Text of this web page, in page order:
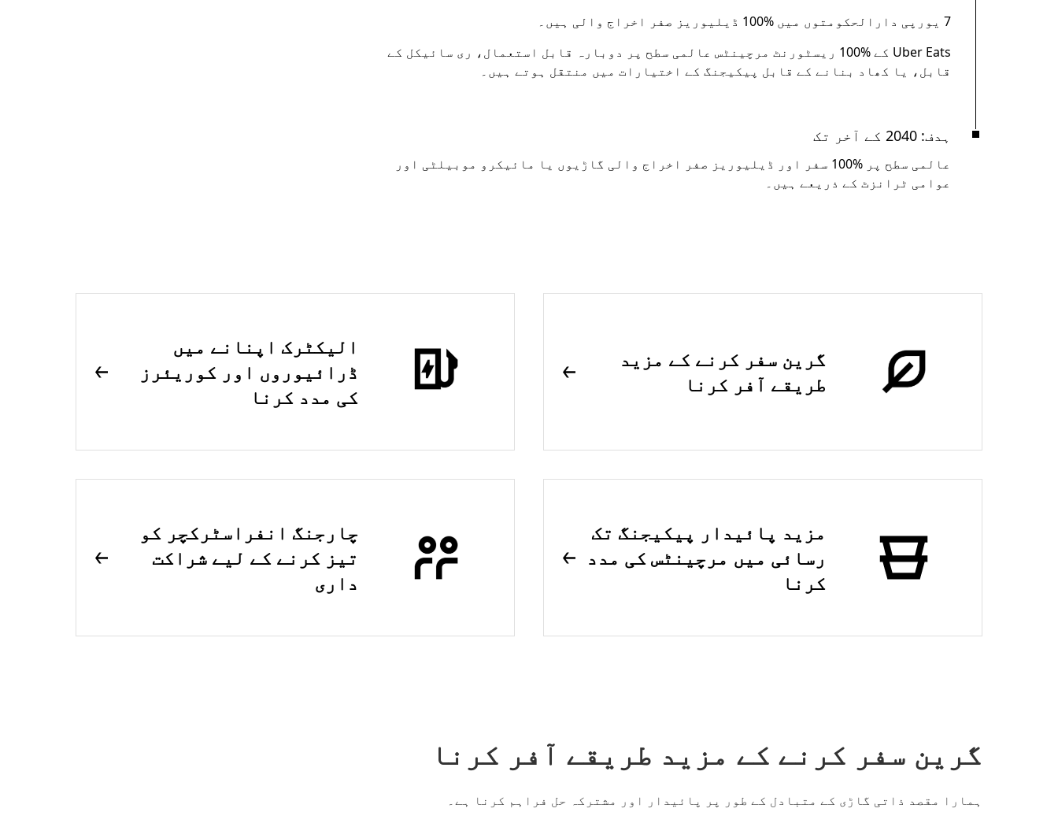
7 یورپی دارالحکومتوں میں ‎100% ڈیلیوریز صفر اخراج والی ہیں۔
Uber Eats کے ‎100% ریسٹورنٹ مرچینٹس عالمی سطح پر دوبارہ قابل استعمال، ری سائیکل کے
قابل، یا کھاد بنانے کے قابل پیکیجنگ کے اختیارات میں منتقل ہوتے ہیں۔
ہدف: 2040 کے آخر تک
عالمی سطح پر ‎100% سفر اور ڈیلیوریز صفر اخراج والی گاڑیوں یا مائیکرو موبیلٹی اور
عوامی ٹرانزٹ کے ذریعے ہیں۔
گرین سفر کرنے کے مزید
طریقے آفر کرنا
الیکٹرک اپنانے میں
ڈرائیوروں اور کوریئرز
کی مدد کرنا
مزید پائیدار پیکیجنگ تک
رسائی میں مرچینٹس کی مدد
کرنا
چارجنگ انفراسٹرکچر کو
تیز کرنے کے لیے شراکت
داری
گرین سفر کرنے کے مزید طریقے آفر کرنا
ہمارا مقصد ذاتی گاڑی کے متبادل کے طور پر پائیدار اور مشترکہ حل فراہم کرنا ہے۔